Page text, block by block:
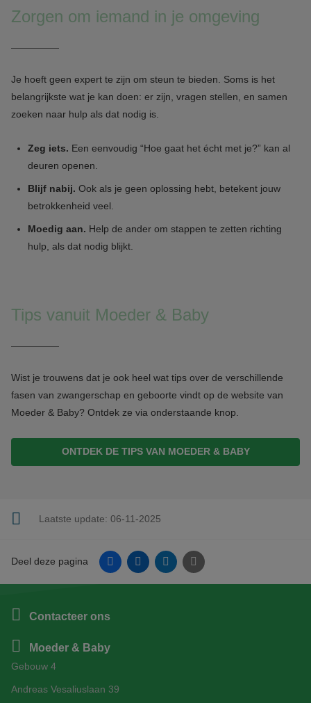
Zorgen om iemand in je omgeving
Je hoeft geen expert te zijn om steun te bieden. Soms is het
belangrijkste wat je kan doen: er zijn, vragen stellen, en samen
zoeken naar hulp als dat nodig is.
Zeg iets. Een eenvoudig “Hoe gaat het écht met je?” kan al
deuren openen.
Blijf nabij. Ook als je geen oplossing hebt, betekent jouw
betrokkenheid veel.
Moedig aan. Help de ander om stappen te zetten richting
hulp, als dat nodig blijkt.
Tips vanuit Moeder & Baby
Wist je trouwens dat je ook heel wat tips over de verschillende
fasen van zwangerschap en geboorte vindt op de website van
Moeder & Baby? Ontdek ze via onderstaande knop.
ONTDEK DE TIPS VAN MOEDER & BABY
Laatste update: 06-11-2025
Deel deze pagina FacebookLinkedinTwitter E-mail
Contacteer ons
Moeder & Baby
Gebouw 4
Andreas Vesaliuslaan 39